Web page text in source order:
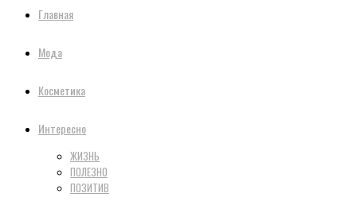
Главная
Мода
Косметика
Интересно
ЖИЗНЬ
ПОЛЕЗНО
ПОЗИТИВ